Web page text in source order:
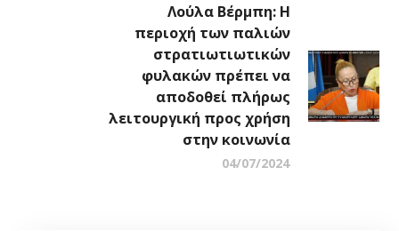
Λούλα Βέρμπη: Η
περιοχή των παλιών
στρατιωτιωτικών
φυλακών πρέπει να
αποδοθεί πλήρως
λειτουργική προς χρήση
στην κοινωνία
04/07/2024